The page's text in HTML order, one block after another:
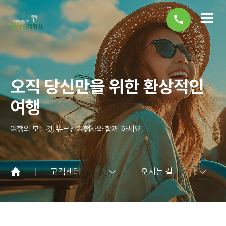
call
오직 당신만을 위한 환상적인
여행
여행의 모든것, 뉴부산여행사와 함께 하세요
고객센터 오시는 길